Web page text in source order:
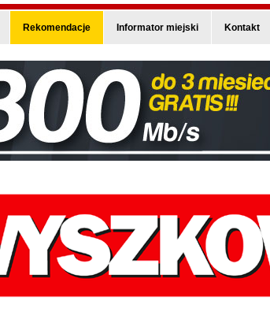
Rekomendacje Informator miejski Kontakt